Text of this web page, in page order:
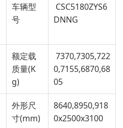
车辆型
号
CSC5180ZYS6
DNNG
额定载
质量(K
g)
7370,7305,722
0,7155,6870,68
05
外形尺
寸(mm)
8640,8950,918
0x2500x3100